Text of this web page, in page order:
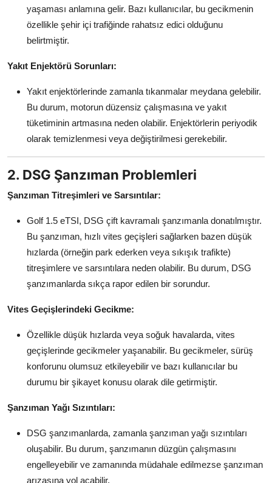
yaşaması anlamına gelir. Bazı kullanıcılar, bu gecikmenin
özellikle şehir içi trafiğinde rahatsız edici olduğunu
belirtmiştir.
Yakıt Enjektörü Sorunları:
Yakıt enjektörlerinde zamanla tıkanmalar meydana gelebilir.
Bu durum, motorun düzensiz çalışmasına ve yakıt
tüketiminin artmasına neden olabilir. Enjektörlerin periyodik
olarak temizlenmesi veya değiştirilmesi gerekebilir.
2. DSG Şanzıman Problemleri
Şanzıman Titreşimleri ve Sarsıntılar:
Golf 1.5 eTSI, DSG çift kavramalı şanzımanla donatılmıştır.
Bu şanzıman, hızlı vites geçişleri sağlarken bazen düşük
hızlarda (örneğin park ederken veya sıkışık trafikte)
titreşimlere ve sarsıntılara neden olabilir. Bu durum, DSG
şanzımanlarda sıkça rapor edilen bir sorundur.
Vites Geçişlerindeki Gecikme:
Özellikle düşük hızlarda veya soğuk havalarda, vites
geçişlerinde gecikmeler yaşanabilir. Bu gecikmeler, sürüş
konforunu olumsuz etkileyebilir ve bazı kullanıcılar bu
durumu bir şikayet konusu olarak dile getirmiştir.
Şanzıman Yağı Sızıntıları:
DSG şanzımanlarda, zamanla şanzıman yağı sızıntıları
oluşabilir. Bu durum, şanzımanın düzgün çalışmasını
engelleyebilir ve zamanında müdahale edilmezse şanzıman
arızasına yol açabilir.